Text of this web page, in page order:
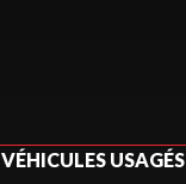
VÉHICULES USAGÉS